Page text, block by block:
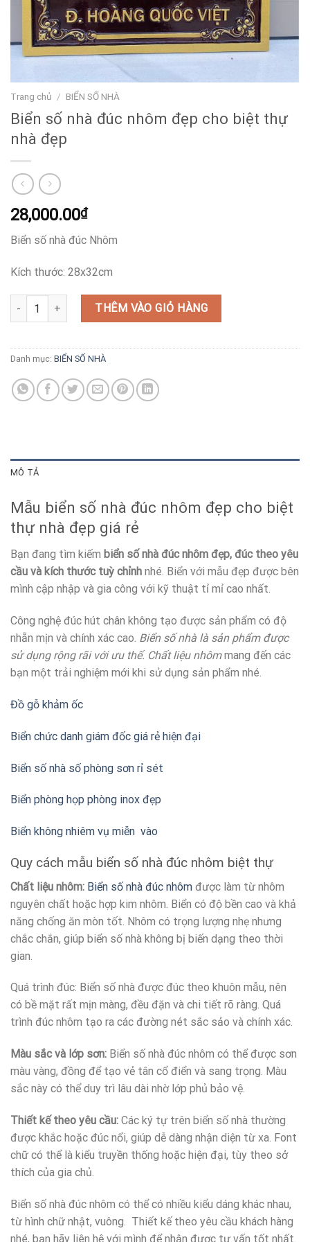
Trang chủ / BIỂN SỐ NHÀ
Biển số nhà đúc nhôm đẹp cho biệt thự
nhà đẹp
28,000.00₫
Biển số nhà đúc Nhôm
Kích thước: 28x32cm
Biển số nhà đúc nhôm đẹp cho biệt thự nhà đẹp số lượng
THÊM VÀO GIỎ HÀNG
Danh mục: BIỂN SỐ NHÀ
MÔ TẢ
Mẫu biển số nhà đúc nhôm đẹp cho biệt
thự nhà đẹp giá rẻ
Bạn đang tìm kiếm biển số nhà đúc nhôm đẹp, đúc theo yêu
cầu và kích thước tuỳ chỉnh nhé. Biển với mẫu đẹp được bên
mình cập nhập và gia công với kỹ thuật tỉ mỉ cao nhất.
Công nghệ đúc hút chân không tạo được sản phẩm có độ
nhẵn mịn và chính xác cao. Biển số nhà là sản phẩm được
sử dụng rộng rãi với ưu thế. Chất liệu nhômmang đến các
bạn một trải nghiệm mới khi sử dụng sản phẩm nhé.
Đồ gỗ khảm ốc
Biển chức danh giám đốc giá rẻ hiện đại
Biển số nhà số phòng sơn rỉ sét
Biển phòng họp phòng inox đẹp
Biển không nhiêm vụ miễn vào
Quy cách mẫu biển số nhà đúc nhôm biệt thự
Chất liệu nhôm: Biển số nhà đúc nhôm được làm từ nhôm
nguyên chất hoặc hợp kim nhôm. Biển có độ bền cao và khả
năng chống ăn mòn tốt. Nhôm có trọng lượng nhẹ nhưng
chắc chắn, giúp biển số nhà không bị biến dạng theo thời
gian.
Quá trình đúc: Biển số nhà được đúc theo khuôn mẫu, nên
có bề mặt rất mịn màng, đều đặn và chi tiết rõ ràng. Quá
trình đúc nhôm tạo ra các đường nét sắc sảo và chính xác.
Màu sắc và lớp sơn: Biển số nhà đúc nhôm có thể được sơn
màu vàng, đồng để tạo vẻ tân cổ điển và sang trọng. Màu
sắc này có thể duy trì lâu dài nhờ lớp phủ bảo vệ.
Thiết kế theo yêu cầu: Các ký tự trên biển số nhà thường
được khắc hoặc đúc nổi, giúp dễ dàng nhận diện từ xa. Font
chữ có thể là kiểu truyền thống hoặc hiện đại, tùy theo sở
thích của gia chủ.
Biển số nhà đúc nhôm có thể có nhiều kiểu dáng khác nhau,
từ hình chữ nhật, vuông. Thiết kế theo yêu cầu khách hàng
nhé, bạn hãy liên hệ với mình để nhận được tư vấn tốt nhất.